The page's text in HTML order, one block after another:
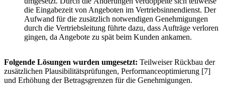
die Eingabezeit von Angeboten im Vertriebsinnendienst. Der
Aufwand für die zusätzlich notwendigen Genehmigungen
durch die Vertriebsleitung führte dazu, dass Aufträge verloren
gingen, da Angebote zu spät beim Kunden ankamen.
Folgende Lösungen wurden umgesetzt: Teilweiser Rückbau der
zusätzlichen Plausibilitätsprüfungen, Performanceoptimierung [7]
und Erhöhung der Betragsgrenzen für die Genehmigungen.